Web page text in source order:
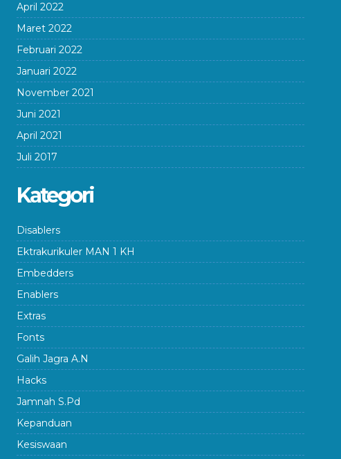
April 2022
Maret 2022
Februari 2022
Januari 2022
November 2021
Juni 2021
April 2021
Juli 2017
Kategori
Disablers
Ektrakurikuler MAN 1 KH
Embedders
Enablers
Extras
Fonts
Galih Jagra A.N
Hacks
Jamnah S.Pd
Kepanduan
Kesiswaan